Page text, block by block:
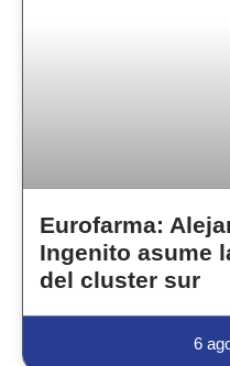
Eurofarma:
Ingenito asume
del cluster sur
6